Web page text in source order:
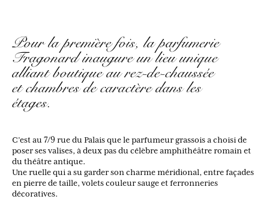
Pour la première fois, la parfumerie
Fragonard inaugure un lieu unique
alliant boutique au rez-de-chaussée
et chambres de caractère dans les
étages.
C’est au 7/9 rue du Palais que le parfumeur grassois a choisi de
poser ses valises, à deux pas du célèbre amphithéâtre romain et
du théâtre antique.
Une ruelle qui a su garder son charme méridional, entre façades
en pierre de taille, volets couleur sauge et ferronneries
décoratives.